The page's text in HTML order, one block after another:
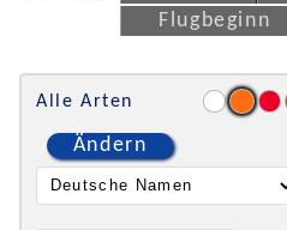
Flugbeginn
Alle Arten
Ändern